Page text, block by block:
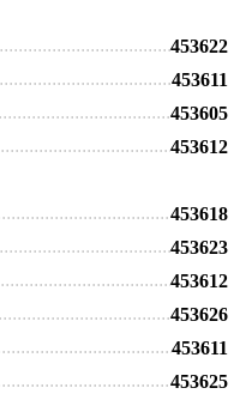
453622
453611
453605
453612
453618
453623
453612
453626
453611
453625